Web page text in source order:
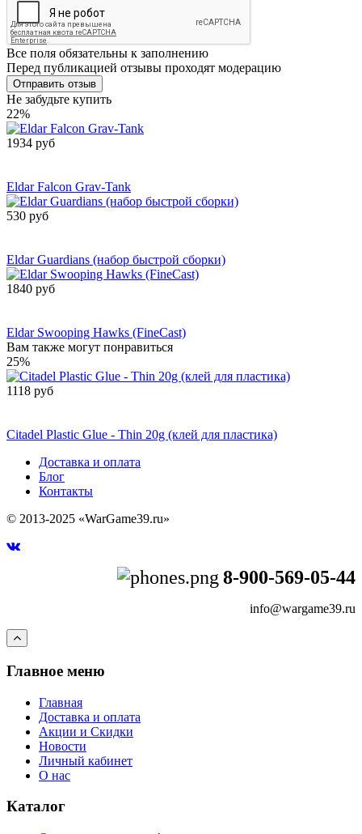
Все поля обязательны к заполнению
Перед публикацией отзывы проходят модерацию
Не забудьте купить
22%
1934 руб
Eldar Falcon Grav-Tank
530 руб
Eldar Guardians (набор быстрой сборки)
1840 руб
Eldar Swooping Hawks (FineСast)
Вам также могут понравиться
25%
1118 руб
Citadel Plastic Glue - Thin 20g (клей для пластика)
Доставка и оплата
Блог
Контакты
© 2013-2025 «WarGame39.ru»
8-900-569-05-44
info@wargame39.ru
Главное меню
Главная
Доставка и оплата
Акции и Скидки
Новости
Личный кабинет
О нас
Каталог